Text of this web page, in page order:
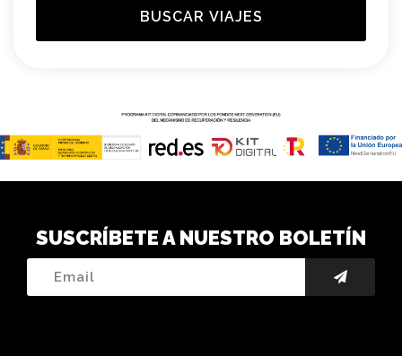
BUSCAR VIAJES
SUSCRÍBETE A NUESTRO BOLETÍN